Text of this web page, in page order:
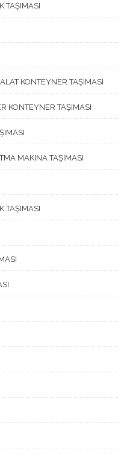
TAŞIMASI
KONTEYNER TAŞIMASI
KONTEYNER TAŞIMASI
MAKINA TAŞIMASI
TAŞIMASI